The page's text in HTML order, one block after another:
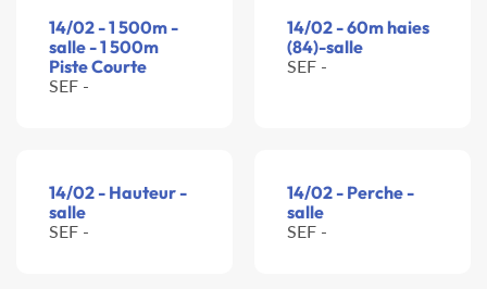
14/02 - 1 500m -
salle - 1 500m
Piste Courte
SEF -
14/02 - 60m haies
(84)-salle
SEF -
14/02 - Hauteur -
salle
SEF -
14/02 - Perche -
salle
SEF -